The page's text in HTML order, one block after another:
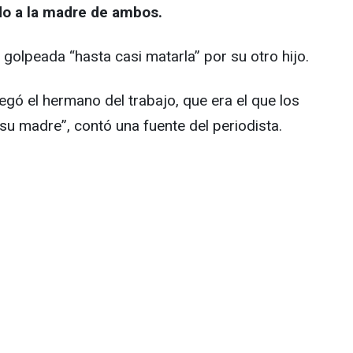
a la madre de ambos.
“hasta casi matarla” por su otro hijo.
el hermano del trabajo, que era el que los
madre”, contó una fuente del periodista.